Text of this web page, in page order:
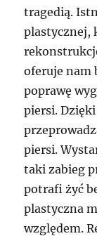
tragedią.
plastycznej,
oferuje nam
poprawę
piersi.
piersi.
taki zabieg
potrafi żyć
plastyczna
względem.